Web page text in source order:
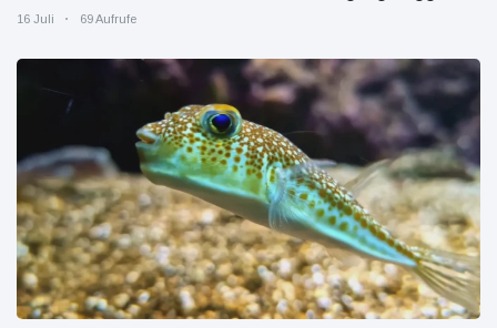
zeigt, wie "jung" das Instrument sein kann.
16 Juli 69 Aufrufe